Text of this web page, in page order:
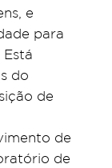
e
para
Está
do
de
de
de